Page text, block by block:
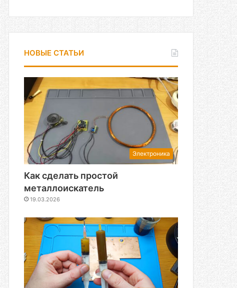
НОВЫЕ СТАТЬИ
Электроника
Как сделать простой
металлоискатель
19.03.2026